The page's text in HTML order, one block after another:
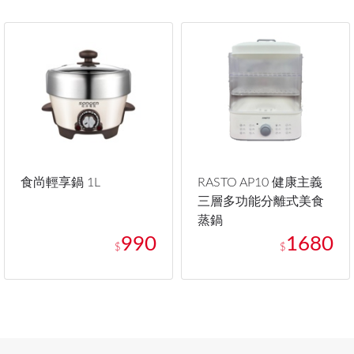
食尚輕享鍋 1L
$990
RASTO AP10 健康主義
三層多功能分離式美食
蒸鍋
$ 1680